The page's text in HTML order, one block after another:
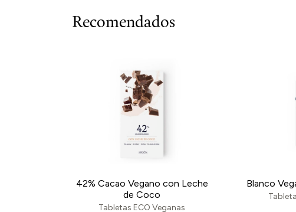
Recomendados
42% Cacao Vegano con Leche
de Coco
Tabletas ECO Veganas
Blanco